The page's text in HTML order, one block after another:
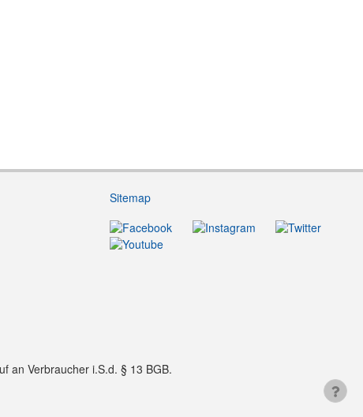
Sitemap
an Verbraucher i.S.d. § 13 BGB.